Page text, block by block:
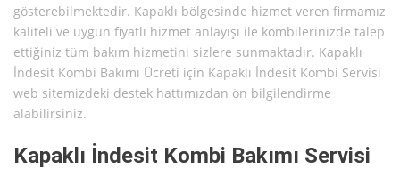
gösterebilmektedir. Kapaklı bölgesinde hizmet veren firmamız
kaliteli ve uygun fiyatlı hizmet anlayışı ile kombilerinizde talep
ettiğiniz tüm bakım hizmetini sizlere sunmaktadır. Kapaklı
İndesit Kombi Bakımı Ücreti için Kapaklı İndesit Kombi Servisi
web sitemizdeki destek hattımızdan ön bilgilendirme
alabilirsiniz.
Kapaklı İndesit Kombi Bakımı Servisi